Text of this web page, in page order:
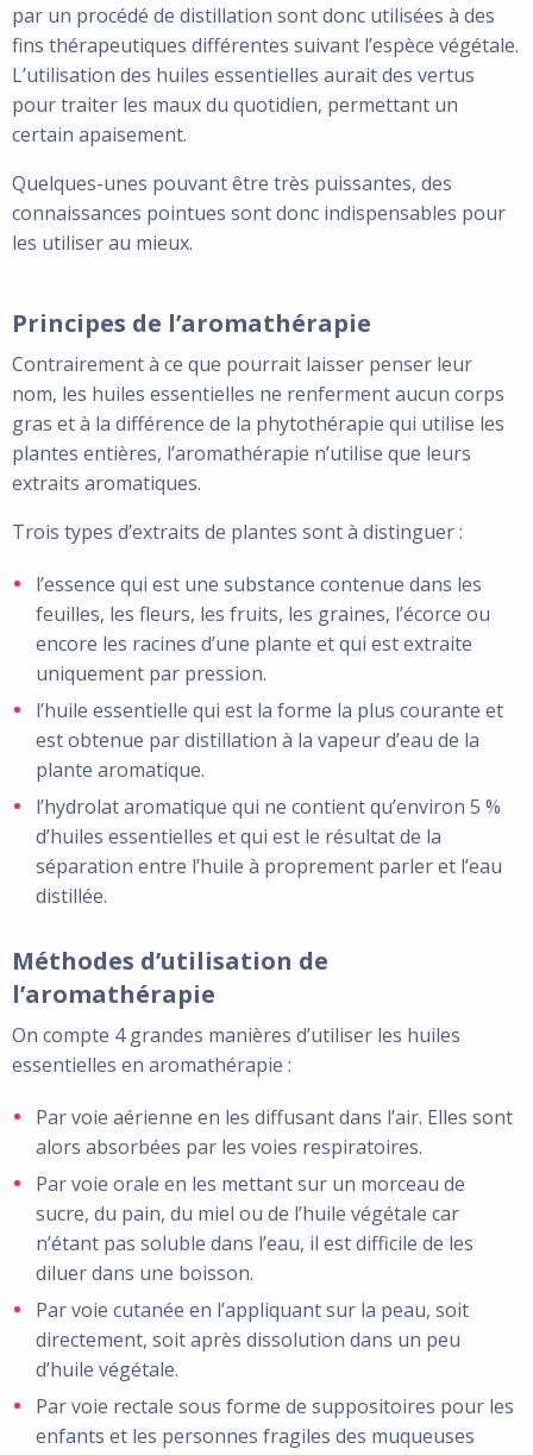
par un procédé de distillation sont donc utilisées à des
fins thérapeutiques différentes suivant l’espèce végétale.
L’utilisation des huiles essentielles aurait des vertus
pour traiter les maux du quotidien, permettant un
certain apaisement.
Quelques-unes pouvant être très puissantes, des
connaissances pointues sont donc indispensables pour
les utiliser au mieux.
Principes de l’aromathérapie
Contrairement à ce que pourrait laisser penser leur
nom, les huiles essentielles ne renferment aucun corps
gras et à la différence de la phytothérapie qui utilise les
plantes entières, l’aromathérapie n’utilise que leurs
extraits aromatiques.
Trois types d’extraits de plantes sont à distinguer :
l’essence qui est une substance contenue dans les
feuilles, les fleurs, les fruits, les graines, l’écorce ou
encore les racines d’une plante et qui est extraite
uniquement par pression.
l’huile essentielle qui est la forme la plus courante et
est obtenue par distillation à la vapeur d’eau de la
plante aromatique.
l’hydrolat aromatique qui ne contient qu’environ 5 %
d’huiles essentielles et qui est le résultat de la
séparation entre l’huile à proprement parler et l’eau
distillée.
Méthodes d’utilisation de
l’aromathérapie
On compte 4 grandes manières d’utiliser les huiles
essentielles en aromathérapie :
Par voie aérienne en les diffusant dans l’air. Elles sont
alors absorbées par les voies respiratoires.
Par voie orale en les mettant sur un morceau de
sucre, du pain, du miel ou de l’huile végétale car
n’étant pas soluble dans l’eau, il est difficile de les
diluer dans une boisson.
Par voie cutanée en l’appliquant sur la peau, soit
directement, soit après dissolution dans un peu
d’huile végétale.
Par voie rectale sous forme de suppositoires pour les
enfants et les personnes fragiles des muqueuses